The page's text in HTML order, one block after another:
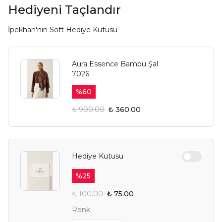
Hediyeni Taçlandır
İpekhan'nın Soft Hediye Kutusu
Aura Essence Bambu Şal
7026
%60
₺ 900.00 ₺ 360.00
Hediye Kutusu
%25
₺ 100.00 ₺ 75.00
Renk